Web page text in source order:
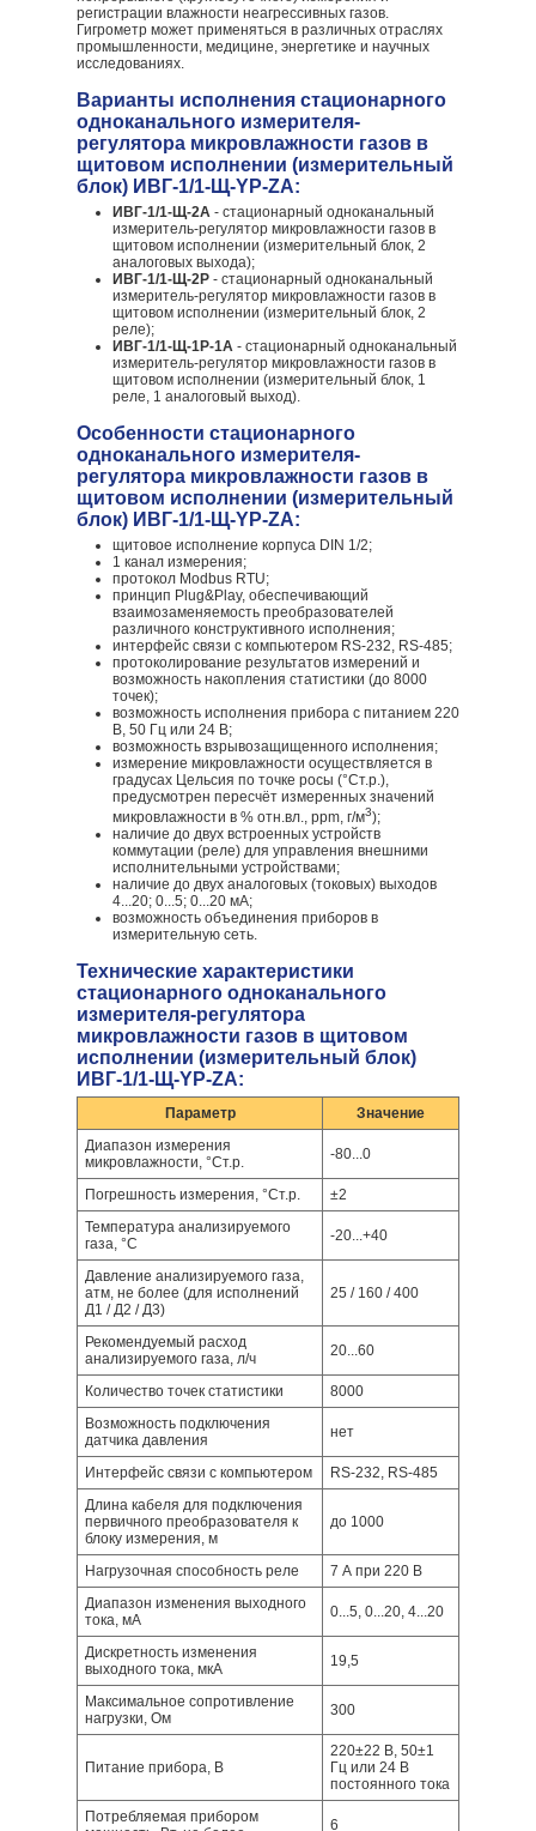
регистрации влажности неагрессивных газов.
Гигрометр может применяться в различных отраслях
промышленности, медицине, энергетике и научных
исследованиях.
Варианты исполнения стационарного
одноканального измерителя-
регулятора микровлажности газов в
щитовом исполнении (измерительный
блок) ИВГ-1/1-Щ-YР-ZА:
ИВГ-1/1-Щ-2А - стационарный одноканальный
измеритель-регулятор микровлажности газов в
щитовом исполнении (измерительный блок, 2
аналоговых выхода);
ИВГ-1/1-Щ-2Р - стационарный одноканальный
измеритель-регулятор микровлажности газов в
щитовом исполнении (измерительный блок, 2
реле);
ИВГ-1/1-Щ-1Р-1А - стационарный одноканальный
измеритель-регулятор микровлажности газов в
щитовом исполнении (измерительный блок, 1
реле, 1 аналоговый выход).
Особенности стационарного
одноканального измерителя-
регулятора микровлажности газов в
щитовом исполнении (измерительный
блок) ИВГ-1/1-Щ-YР-ZА:
щитовое исполнение корпуса DIN 1/2;
1 канал измерения;
протокол Modbus RTU;
принцип Plug&Play, обеспечивающий
взаимозаменяемость преобразователей
различного конструктивного исполнения;
интерфейс связи с компьютером RS-232, RS-485;
протоколирование результатов измерений и
возможность накопления статистики (до 8000
точек);
возможность исполнения прибора с питанием 220
В, 50 Гц или 24 В;
возможность взрывозащищенного исполнения;
измерение микровлажности осуществляется в
градусах Цельсия по точке росы (°Ст.р.),
предусмотрен пересчёт измеренных значений
микровлажности в % отн.вл., ppm, г/м3);
наличие до двух встроенных устройств
коммутации (реле) для управления внешними
исполнительными устройствами;
наличие до двух аналоговых (токовых) выходов
4...20; 0...5; 0...20 мА;
возможность объединения приборов в
измерительную сеть.
Технические характеристики
стационарного одноканального
измерителя-регулятора
микровлажности газов в щитовом
исполнении (измерительный блок)
ИВГ-1/1-Щ-YР-ZА:
Параметр
Значение
Диапазон измерения
микровлажности, °Ст.р.
-80...0
Погрешность измерения, °Ст.р.
±2
Температура анализируемого
газа, °С
-20...+40
Давление анализируемого газа,
атм, не более (для исполнений
Д1 / Д2 / Д3)
25 / 160 / 400
Рекомендуемый расход
анализируемого газа, л/ч
20...60
Количество точек статистики
8000
Возможность подключения
датчика давления
нет
Интерфейс связи с компьютером
RS-232, RS-485
Длина кабеля для подключения
первичного преобразователя к
блоку измерения, м
до 1000
Нагрузочная способность реле
7 А при 220 В
Диапазон изменения выходного
тока, мА
0...5, 0...20, 4...20
Дискретность изменения
выходного тока, мкА
19,5
Максимальное сопротивление
нагрузки, Ом
300
Питание прибора, В
220±22 В, 50±1
Гц или 24 В
постоянного тока
Потребляемая прибором
6